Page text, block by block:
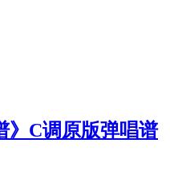
》C调原版弹唱谱